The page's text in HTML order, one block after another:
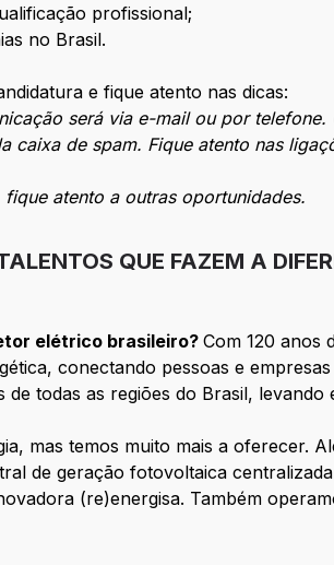
profissional;
no Brasil.
e fique atento nas dicas:
será via e-mail ou por
caixa de spam. Fique atento nas
atento a outras oportunidades.
QUE FAZEM A
elétrico brasileiro?Com 120 anos
conectando pessoas e
todas as regiões do Brasil, levando
mas temos muito mais a oferecer.
de geração fotovoltaica
(re)energisa. Também